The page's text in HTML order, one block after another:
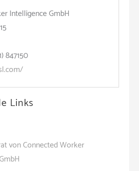
Intelligence GmbH
847150
Links
von Connected Worker